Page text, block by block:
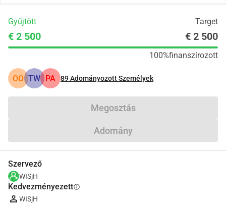
Gyűjtött Target
€ 2 500 € 2 500
100%finanszírozott
OO TW PA 89Adományozott Személyek
Megosztás
Adomány
Szervező
WISjH
Kedvezményezettinfo
WISjH